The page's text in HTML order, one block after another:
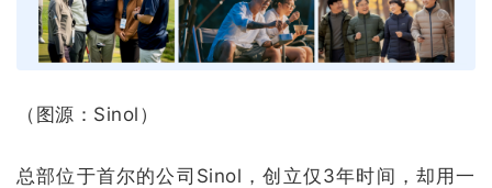
（图源：Sinol）
总部位于首尔的公司Sinol，创立仅3年时间，却用一